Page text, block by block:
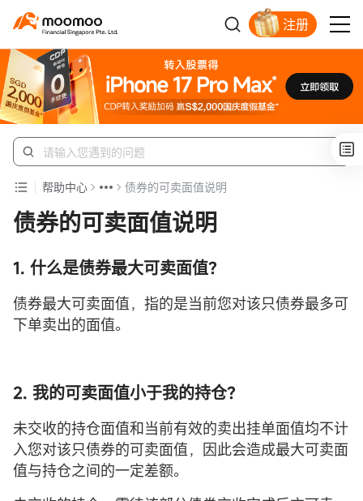
注册
帮助中心 债券的可卖面值说明
债券的可卖面值说明
1. 什么是债券最大可卖面值？
债券最大可卖面值，指的是当前您对该只债券最多可
下单卖出的面值。
2. 我的可卖面值小于我的持仓？
未交收的持仓面值和当前有效的卖出挂单面值均不计
入您对该只债券的可卖面值，因此会造成最大可卖面
值与持仓之间的一定差额。